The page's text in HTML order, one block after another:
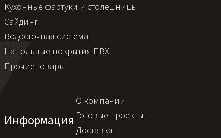
Кухонные фартуки и столешницы
Сайдинг
Водосточная система
Напольные покрытия ПВХ
Прочие товары
Информация
О компании
Готовые проекты
Доставка